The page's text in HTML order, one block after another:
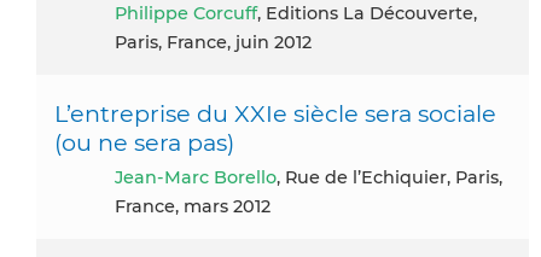
Philippe Corcuff, Editions La Découverte,
Paris, France, juin 2012
L’entreprise du XXIe siècle sera sociale
(ou ne sera pas)
Jean-Marc Borello, Rue de l’Echiquier, Paris,
France, mars 2012